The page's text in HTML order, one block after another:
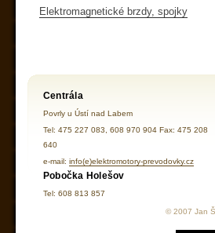
Elektromagnetické brzdy, spojky
Centrála
Povrly u Ústí nad Labem
Tel: 475 227 083, 608 970 904 Fax: 475 208
640
e-mail: info(e)elektromotory-prevodovky.cz
Pobočka Holešov
Tel: 608 813 857
© 2007 Jan